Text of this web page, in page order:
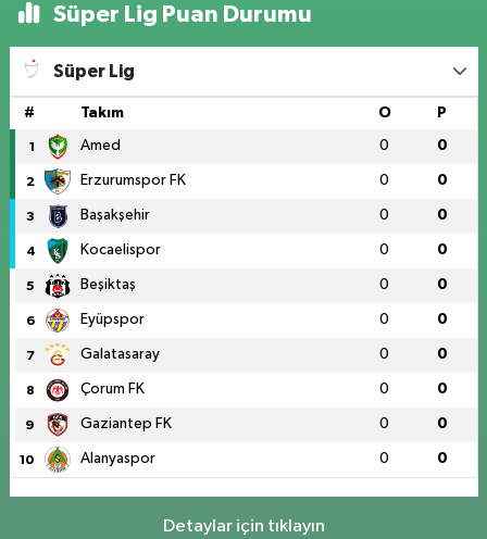
Süper Lig Puan Durumu
Süper Lig
# Takım O P
1 Amed 0 0
2 Erzurumspor FK 0 0
3 Başakşehir 0 0
4 Kocaelispor 0 0
5 Beşiktaş 0 0
6 Eyüpspor 0 0
7 Galatasaray 0 0
8 Çorum FK 0 0
9 Gaziantep FK 0 0
10 Alanyaspor 0 0
Detaylar için tıklayın